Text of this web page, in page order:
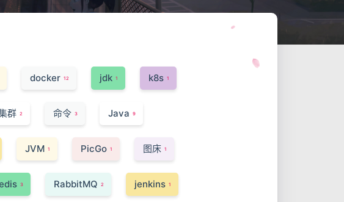
docker 12 jdk 1 k8s 1
群 2 命令 3 Java 9
JVM 1 PicGo 1 图床 1
3 RabbitMQ 2 jenkins 1